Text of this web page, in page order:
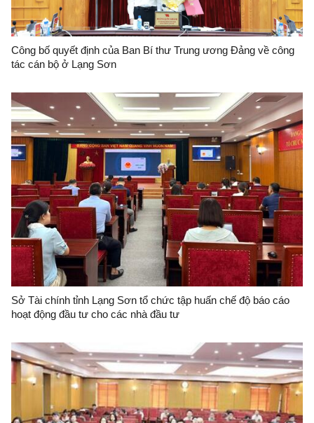
Công bố quyết định của Ban Bí thư Trung ương Đảng về công
tác cán bộ ở Lạng Sơn
Sở Tài chính tỉnh Lạng Sơn tổ chức tập huấn chế độ báo cáo
hoạt động đầu tư cho các nhà đầu tư